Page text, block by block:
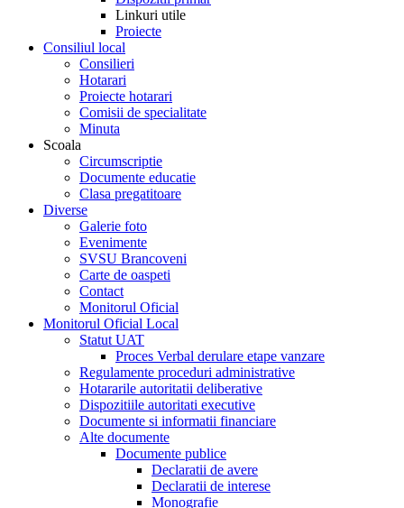
Linkuri utile
Proiecte
Consiliul local
Consilieri
Hotarari
Proiecte hotarari
Comisii de specialitate
Minuta
Scoala
Circumscriptie
Documente educatie
Clasa pregatitoare
Diverse
Galerie foto
Evenimente
SVSU Brancoveni
Carte de oaspeti
Contact
Monitorul Oficial
Monitorul Oficial Local
Statut UAT
Proces Verbal derulare etape vanzare
Regulamente proceduri administrative
Hotararile autoritatii deliberative
Dispozitiile autoritati executive
Documente si informatii financiare
Alte documente
Documente publice
Declaratii de avere
Declaratii de interese
Monografie